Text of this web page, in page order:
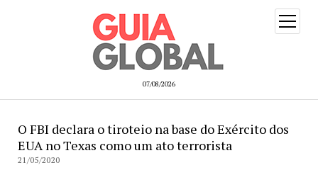
07/08/2026
open
menu
O FBI declara o tiroteio na base do Exército dos
EUA no Texas como um ato terrorista
21/05/2020